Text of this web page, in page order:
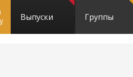
Выпуски Группы